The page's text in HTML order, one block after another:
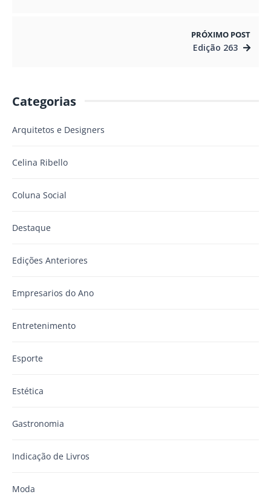
PRÓXIMO POST
Edição 263
Categorias
Arquitetos e Designers
Celina Ribello
Coluna Social
Destaque
Edições Anteriores
Empresarios do Ano
Entretenimento
Esporte
Estética
Gastronomia
Indicação de Livros
Moda